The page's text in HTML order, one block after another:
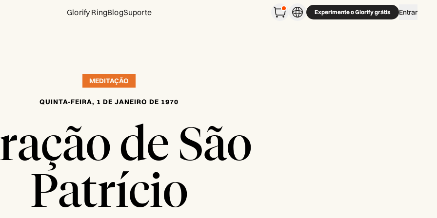
Glorify RingBlogSuporte Experimente o Glorify grátis Entrar
MEDITAÇÃO
QUINTA-FEIRA, 1 DE JANEIRO DE 1970
de São
Patrício